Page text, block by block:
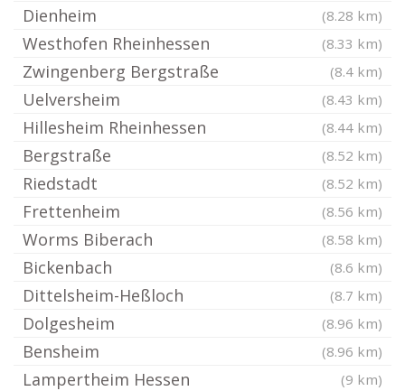
Dienheim (8.28 km)
Westhofen Rheinhessen (8.33 km)
Zwingenberg Bergstraße (8.4 km)
Uelversheim (8.43 km)
Hillesheim Rheinhessen (8.44 km)
Bergstraße (8.52 km)
Riedstadt (8.52 km)
Frettenheim (8.56 km)
Worms Biberach (8.58 km)
Bickenbach (8.6 km)
Dittelsheim-Heßloch (8.7 km)
Dolgesheim (8.96 km)
Bensheim (8.96 km)
Lampertheim Hessen (9 km)